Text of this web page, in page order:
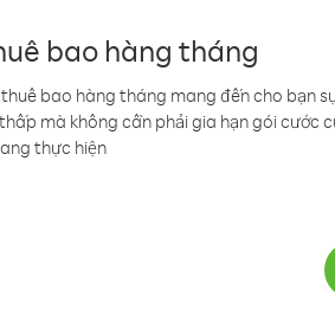
bao hàng tháng
bao hàng tháng mang đến cho bạn
mà không cần phải gia hạn gói cước
thực hiện